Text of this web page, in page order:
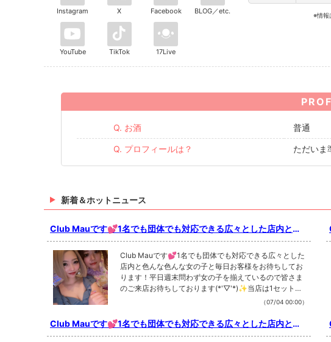
Instagram X Facebook BLOG／etc.
YouTube TikTok 17Live
※情報
Q. お酒 普通
Q. プロフィールは？ ただいま
新着＆ホットニュース
Club Mauです💕1名でも団体でも対応できる広々とした店内と色
んな色んな女の...
Club Mauです💕1名でも団体でも対応できる広々とした
店内と色んな色んな女の子と毎日お客様をお待ちしてお
ります！平日週末問わず女の子を揃えているので皆さま
のご来店お待ちしております(*'▽'*)✨当店は1セットが5
0分になります✨21時までのご来店は1セット 5,200ye
ります🙇‍♂️飲み放題はアルコール類はバーボン、ブランデ
（07/04 00:00）
Club Mauです💕1名でも団体でも対応できる広々とした店内と色
んな色んな女の...